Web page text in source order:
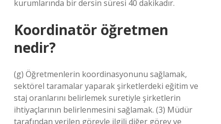
kurumlarında bir dersin süresi 40 dakikadır.
Koordinatör öğretmen
nedir?
(g) Öğretmenlerin koordinasyonunu sağlamak,
sektörel taramalar yaparak şirketlerdeki eğitim ve
staj oranlarını belirlemek suretiyle şirketlerin
ihtiyaçlarının belirlenmesini sağlamak. (3) Müdür
tarafından verilen görevle ilgili diğer görev ve